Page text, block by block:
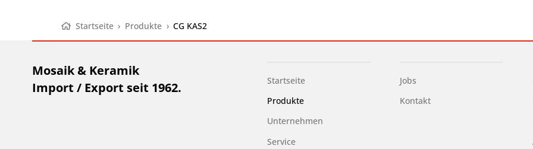
Startseite › Produkte › CG KAS2
Mosaik & Keramik
Import / Export seit 1962.
Startseite
Produkte
Unternehmen
Service
Jobs
Kontakt